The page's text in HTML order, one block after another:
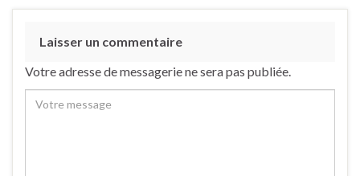
Laisser un commentaire
Votre adresse de messagerie ne sera pas publiée.